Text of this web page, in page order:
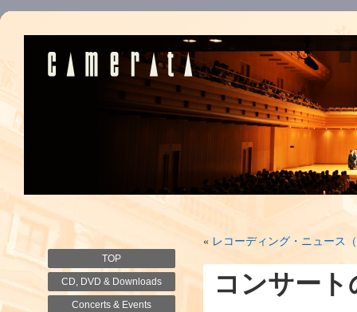
TOP
CD, DVD & Downloads
Concerts & Events
« レコーディング・ニュース
コンサー